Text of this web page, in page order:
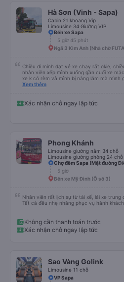
Hà Sơn (Vinh - Sapa)
Cabin 21 khoang Vip
Limousine 34 Giường VIP
Bến xe Sapa
5 giờ 45 phút
Ngã 3 Kim Anh (Nhà chờ
Chiều đi mình đạt vé xe chạy rất okie,
nhân viên xếp mình xuống gần cuối xe
xe k có rèm và mình bị nắng lắm mà mình
chỗ. Đến Hà Nội mình chuyển sang xe
Xem thêm
Xác nhận chỗ ngay lập tức
Phong Khánh
Limousine giường nằm 34 chỗ
Limousine giường phòng 24 chỗ
Chợ đêm Sapa (Mặt đường
5 giờ
Bến xe Mỹ Đình (Ô số 3)
Nhân viên rất lịch sự từ tài xế, lái xe trung
Tất cả đều nhẹ nhàng phục vụ hành
Không cần thanh toán trước
Xác nhận chỗ ngay lập tức
Sao Vàng Golink
Limousine 11 chỗ
VP Sapa